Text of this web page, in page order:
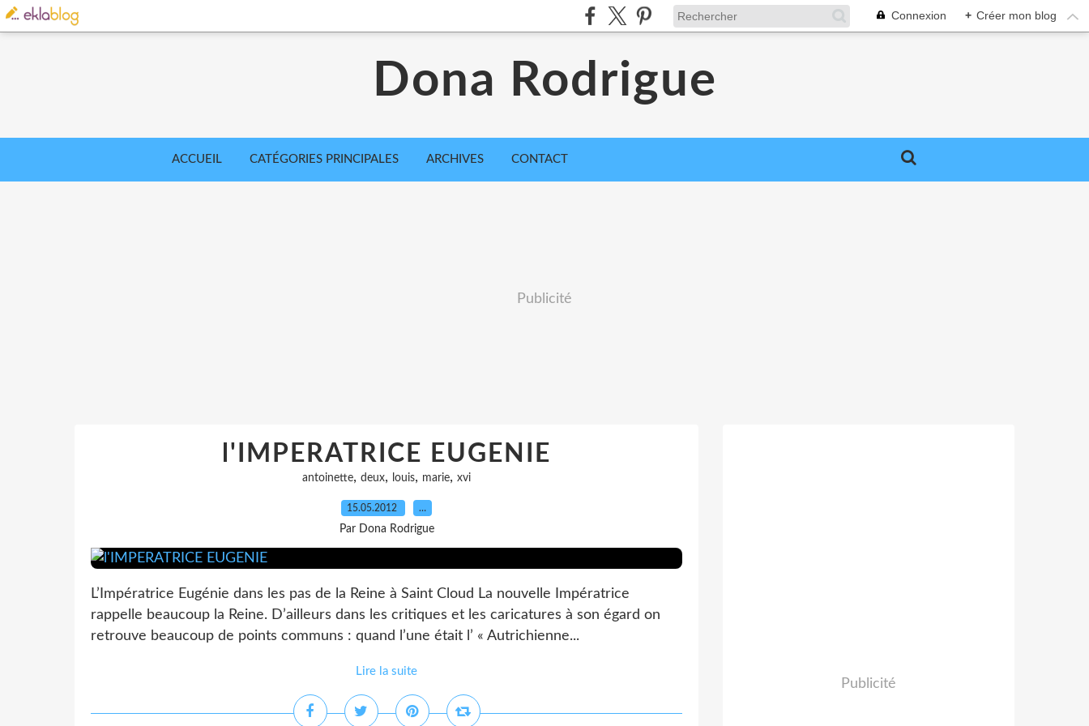
Connexion + Créer mon blog
Dona Rodrigue
ACCUEIL CATÉGORIES PRINCIPALES ARCHIVES CONTACT
Publicité
l'IMPERATRICE EUGENIE
antoinette, deux, louis, marie, xvi
15.05.2012 …
Par Dona Rodrigue
L’Impératrice Eugénie dans les pas de la Reine à Saint Cloud La nouvelle Impératrice
rappelle beaucoup la Reine. D’ailleurs dans les critiques et les caricatures à son égard on
retrouve beaucoup de points communs : quand l’une était l’ « Autrichienne...
Lire la suite
Publicité